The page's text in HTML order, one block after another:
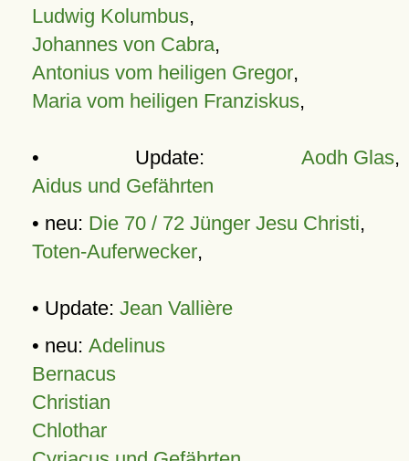
Ludwig Kolumbus,
Johannes von Cabra,
Antonius vom heiligen Gregor,
Maria vom heiligen Franziskus,
• Update: Aodh Glas,
Aidus und Gefährten
• neu: Die 70 / 72 Jünger Jesu Christi,
Toten-Auferwecker,
• Update: Jean Vallière
• neu: Adelinus
Bernacus
Christian
Chlothar